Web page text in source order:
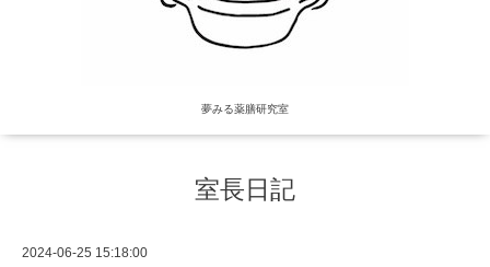
夢みる薬膳研究室
室長日記
2024-06-25 15:18:00